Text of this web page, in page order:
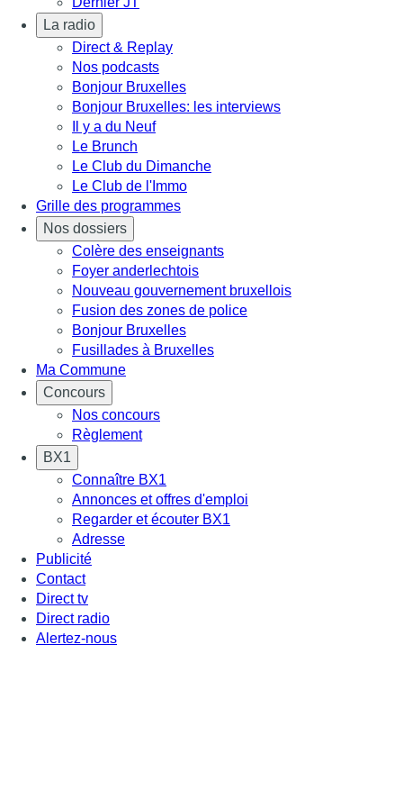
La radio
Direct & Replay
Nos podcasts
Bonjour Bruxelles
Bonjour Bruxelles: les interviews
Il y a du Neuf
Le Brunch
Le Club du Dimanche
Le Club de l'Immo
Grille des programmes
Nos dossiers
Colère des enseignants
Foyer anderlechtois
Nouveau gouvernement bruxellois
Fusion des zones de police
Bonjour Bruxelles
Fusillades à Bruxelles
Ma Commune
Concours
Nos concours
Règlement
BX1
Connaître BX1
Annonces et offres d'emploi
Regarder et écouter BX1
Adresse
Publicité
Contact
Direct tv
Direct radio
Alertez-nous